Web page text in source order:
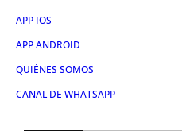
APP IOS
APP ANDROID
QUIÉNES SOMOS
CANAL DE WHATSAPP